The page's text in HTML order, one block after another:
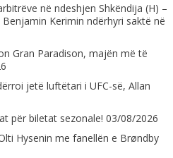
në ndeshjen Shkëndija (H) –
Benjamin Kerimin ndërhyri saktë në
Gran Paradison, majën më të
jetë luftëtari i UFC-së, Allan
për biletat sezonale! 03/08/2026
Hysenin me fanellën e Brøndby